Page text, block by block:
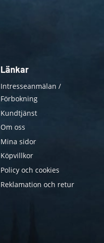
Länkar
Intresseanmälan /
Förbokning
Kundtjänst
Om oss
Mina sidor
Köpvillkor
Policy och cookies
Reklamation och retur